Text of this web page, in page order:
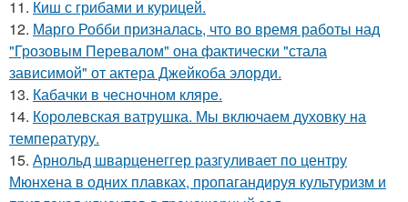
11. Киш с грибами и курицей.
12. Марго Робби призналась, что во время работы над
"Грозовым Перевалом" она фактически "стала
зависимой" от актера Джейкоба элорди.
13. Кабачки в чесночном кляре.
14. Королевская ватрушка. Мы включаем духовку на
температуру.
15. Арнольд шварценеггер разгуливает по центру
Мюнхена в одних плавках, пропагандируя культуризм и